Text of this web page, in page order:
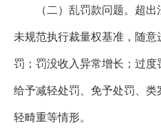
（二）乱罚款问题。超出
未规范执行裁量权基准，随
罚；罚没收入异常增长；过
给予减轻处罚、免予处罚 类
轻畸重等情形。